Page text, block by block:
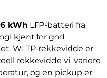
kWh LFP-batteri fra
kjent for god
WLTP-rekkevidde er
rekkevidde vil variere
og en pickup er